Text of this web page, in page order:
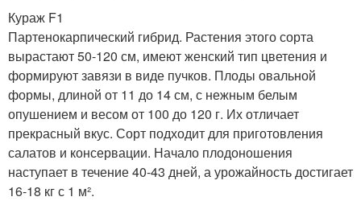
Кураж F1
Партенокарпический гибрид. Растения этого сорта
вырастают 50-120 см, имеют женский тип цветения и
формируют завязи в виде пучков. Плоды овальной
формы, длиной от 11 до 14 см, с нежным белым
опушением и весом от 100 до 120 г. Их отличает
прекрасный вкус. Сорт подходит для приготовления
салатов и консервации. Начало плодоношения
наступает в течение 40-43 дней, а урожайность достигает
16-18 кг с 1 м².